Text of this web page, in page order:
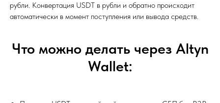
рубли. Конвертация USDT в рубли и обратно происходит
автоматически в момент поступления или вывода средств.
Что можно делать через Altyn
Wallet: